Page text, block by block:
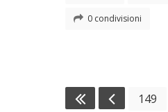
0 condivisioni
149